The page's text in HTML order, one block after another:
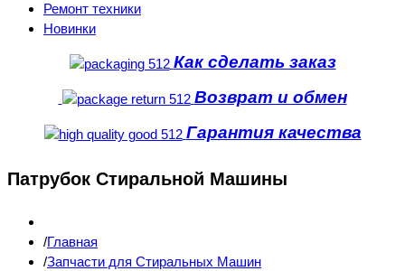
Ремонт техники
Новинки
Как сделать заказ
Возврат и обмен
Гарантия качества
Патрубок Стиральной Машины
Главная
Запчасти для Стиральных Машин